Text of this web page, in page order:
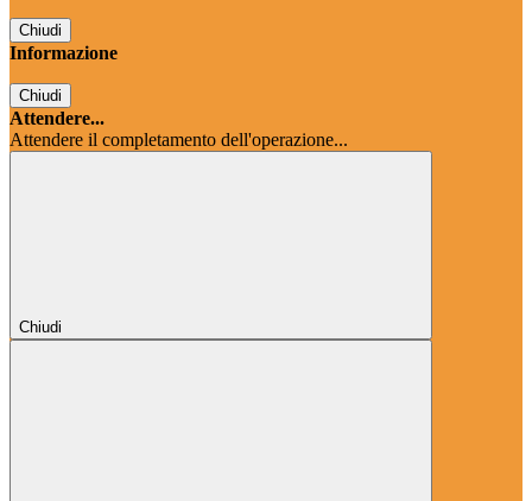
Chiudi
Informazione
Chiudi
Attendere...
Attendere il completamento dell'operazione...
Chiudi